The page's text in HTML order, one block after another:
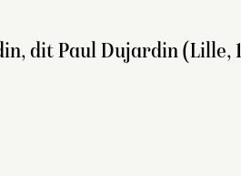
dit Paul Dujardin (Lille,